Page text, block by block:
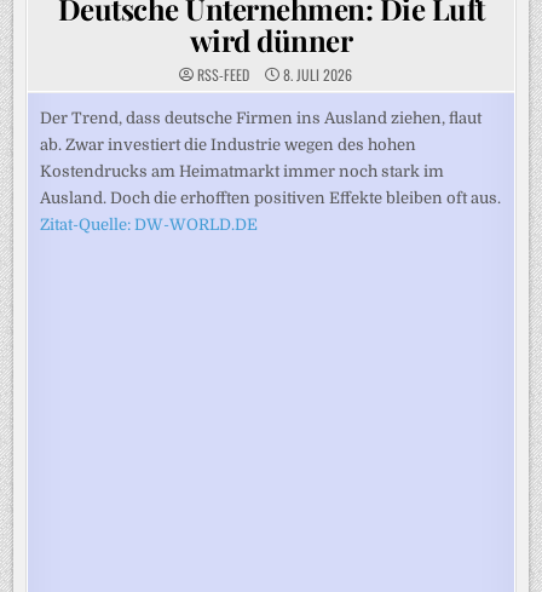
Deutsche Unternehmen: Die Luft
wird dünner
RSS-FEED 8. JULI 2026
Der Trend, dass deutsche Firmen ins Ausland ziehen, flaut
ab. Zwar investiert die Industrie wegen des hohen
Kostendrucks am Heimatmarkt immer noch stark im
Ausland. Doch die erhofften positiven Effekte bleiben oft aus.
Zitat-Quelle: DW-WORLD.DE